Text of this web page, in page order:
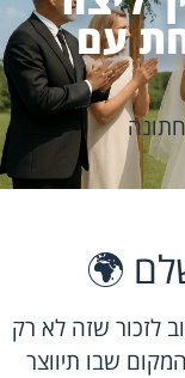
עם
🌍
לזכור שזה לא רק
שבו תיווצר